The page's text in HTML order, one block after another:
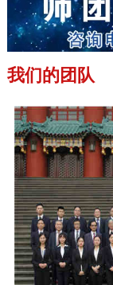
我们的团队